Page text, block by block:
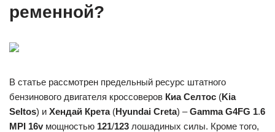
ременной?
В статье рассмотрен предельный ресурс штатного
бензинового двигателя кроссоверов Киа Селтос (Kia
Seltos) и Хендай Крета(Hyundai Creta) –Gamma G4FG 1.6
MPI 16v мощностью 121/123 лошадиных силы. Кроме того,